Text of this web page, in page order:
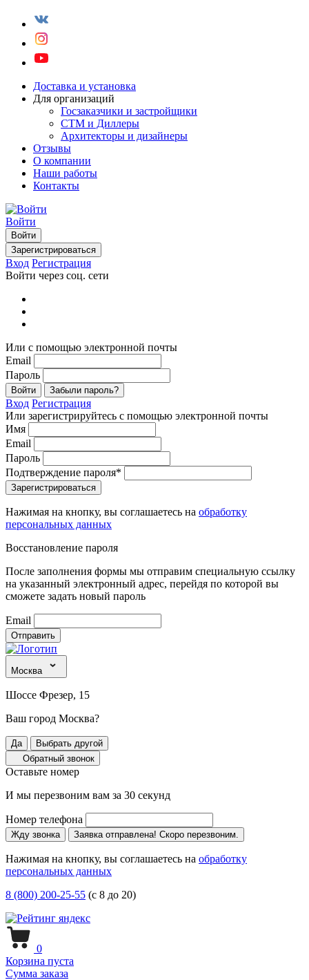
Доставка и установка
Для организаций
Госзаказчики и застройщики
СТМ и Диллеры
Архитекторы и дизайнеры
Отзывы
О компании
Наши работы
Контакты
Войти
Войти
Зарегистрироваться
Вход Регистрация
Войти через соц. сети
Или с помощью электронной почты
Email
Пароль
Войти Забыли пароль?
Вход Регистрация
Или зарегистрируйтесь с помощью электронной почты
Имя
Email
Пароль
Подтверждение пароля*
Зарегистрироваться
Нажимая на кнопку, вы соглашаетесь на обработку
персональных данных
Восстановление пароля
После заполнения формы мы отправим специальную ссылку
на указанный электронный адрес, перейдя по которой вы
сможете задать новый пароль
Email
Отправить
Москва
Шоссе Фрезер, 15
Ваш город Москва?
Да
Выбрать другой
Обратный звонок
Оставьте номер
И мы перезвоним вам за 30 секунд
Номер телефона
Жду звонка Заявка отправлена! Скоро перезвоним.
Нажимая на кнопку, вы соглашаетесь на обработку
персональных данных
8 (800) 200-25-55 (с 8 до 20)
0
Корзина пуста
Сумма заказа